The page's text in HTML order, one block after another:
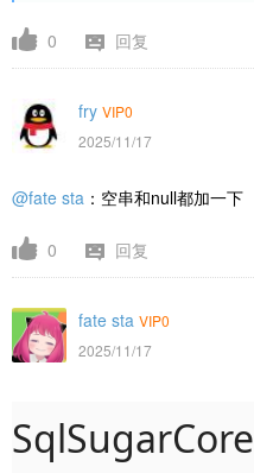
0 回复
fry VIP0
2025/11/17
@fate sta ：空串和null都加一下
0 回复
fate sta VIP0
2025/11/17
SqlSugarCore